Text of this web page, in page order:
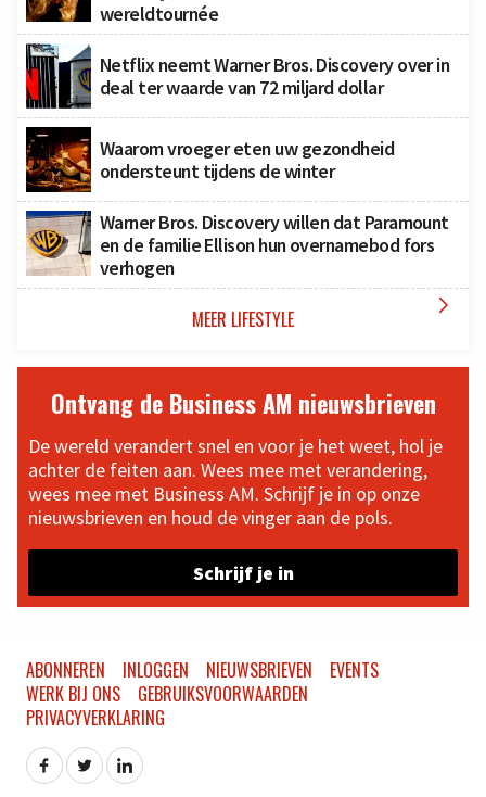
wereldtournée
Netflix neemt Warner Bros. Discovery over in
deal ter waarde van 72 miljard dollar
Waarom vroeger eten uw gezondheid
ondersteunt tijdens de winter
Warner Bros. Discovery willen dat Paramount
en de familie Ellison hun overnamebod fors
verhogen
MEER LIFESTYLE 
Ontvang de Business AM nieuwsbrieven
De wereld verandert snel en voor je het weet, hol je
achter de feiten aan. Wees mee met verandering,
wees mee met Business AM. Schrijf je in op onze
nieuwsbrieven en houd de vinger aan de pols.
Schrijf je in
ABONNEREN INLOGGEN NIEUWSBRIEVEN
EVENTS
WERK BIJ ONS
GEBRUIKSVOORWAARDEN
PRIVACYVERKLARING